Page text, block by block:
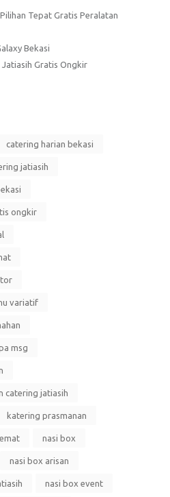
Tepat Gratis Peralatan
Bekasi
Gratis Ongkir
catering harian bekasi
jatiasih
ongkir
variatif
msg
catering jatiasih
katering prasmanan
nasi box
nasi box arisan
nasi box event